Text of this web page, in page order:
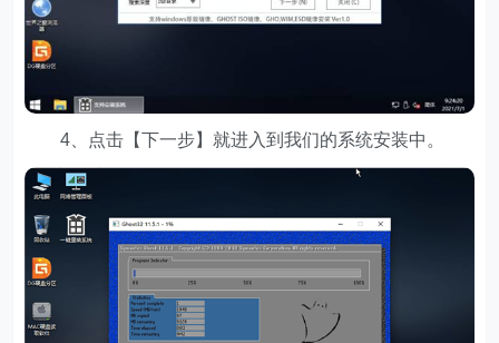
4、点击【下一步】就进入到我们的系统安装中。